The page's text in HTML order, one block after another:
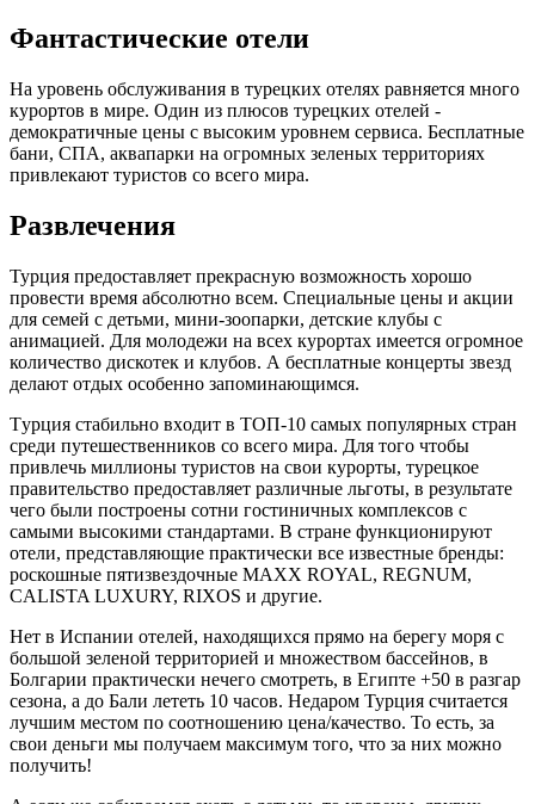
Фантастические отели
На уровень обслуживания в турецких отелях равняется много
курортов в мире. Один из плюсов турецких отелей -
демократичные цены с высоким уровнем сервиса. Бесплатные
бани, СПА, аквапарки на огромных зеленых территориях
привлекают туристов со всего мира.
Развлечения
Турция предоставляет прекрасную возможность хорошо
провести время абсолютно всем. Специальные цены и акции
для семей с детьми, мини-зоопарки, детские клубы с
анимацией. Для молодежи на всех курортах имеется огромное
количество дискотек и клубов. А бесплатные концерты звезд
делают отдых особенно запоминающимся.
Tуpция cтaбильнo вxoдит в TOП-10 caмыx пoпуляpныx cтpaн
cpeди путeшecтвeнникoв co вceгo миpa. Для того чтобы
привлечь миллионы туристов на свои курорты, турецкое
правительство предоставляет различные льготы, в результате
чего были построены сотни гостиничных комплексов с
самыми высокими стандартами. В стране функционируют
отели, представляющие практически все известные бренды:
роскошные пятизвездочные MAXX ROYAL, REGNUM,
CALISTA LUXURY, RIXOS и другие.
Нет в Испании отелей, находящихся прямо на берегу моря с
большой зеленой территорией и множеством бассейнов, в
Болгарии практически нечего смотреть, в Египте +50 в разгар
сезона, а до Бали лететь 10 часов. Недаром Турция считается
лучшим местом по соотношению цена/качество. То есть, за
свои деньги мы получаем максимум того, что за них можно
получить!